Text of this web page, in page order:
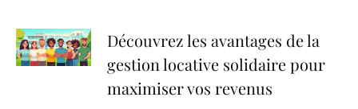
Découvrez les avantages de la
gestion locative solidaire pour
maximiser vos revenus